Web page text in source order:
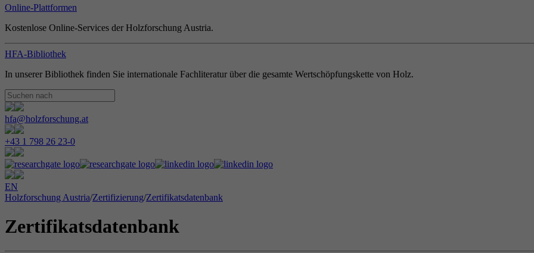
Online-Plattformen
Kostenlose Online-Services der Holzforschung Austria.
HFA-Bibliothek
In unserer Bibliothek finden Sie internationale Fachliteratur über die gesamte Wertschöpfungskette von Holz.
hfa@holzforschung.at
+43 1 798 26 23-0
EN
Holzforschung Austria/Zertifizierung/Zertifikatsdatenbank
Zertifikatsdatenbank